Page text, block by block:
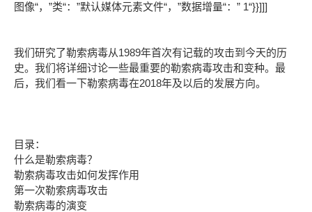
图像“，”类“：”默认媒体元素文件“，”数据增量“：” 1“}}]]]
我们研究了勒索病毒从1989年首次有记载的攻击到今天的历
史。我们将详细讨论一些最重要的勒索病毒攻击和变种。最
后，我们看一下勒索病毒在2018年及以后的发展方向。
目录：
什么是勒索病毒？
勒索病毒攻击如何发挥作用
第一次勒索病毒攻击
勒索病毒的演变